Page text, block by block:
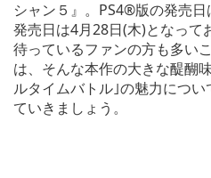
シャン５』。PS4®版の発売
発売日は4月28日(木)となって
待っているファンの方も多い
は、そんな本作の大きな醍醐
ルタイムバトル｣の魅力につ
ていきましょう。